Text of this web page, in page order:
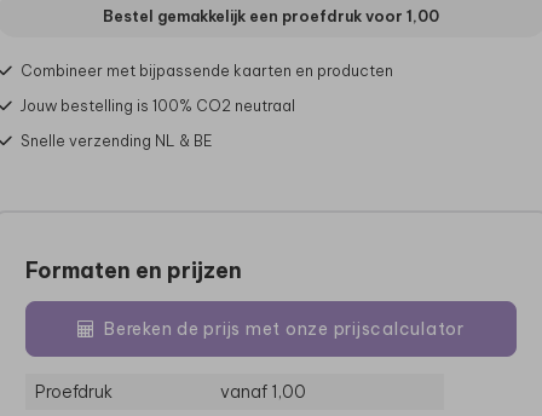
Bestel gemakkelijk een proefdruk voor 1,00
Combineer met bijpassende kaarten en producten
Jouw bestelling is 100% CO2 neutraal
Snelle verzending NL & BE
Formaten en prijzen
Bereken de prijs met onze prijscalculator
Proefdruk
vanaf 1,00